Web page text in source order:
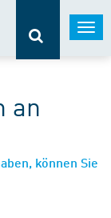
an
können Sie